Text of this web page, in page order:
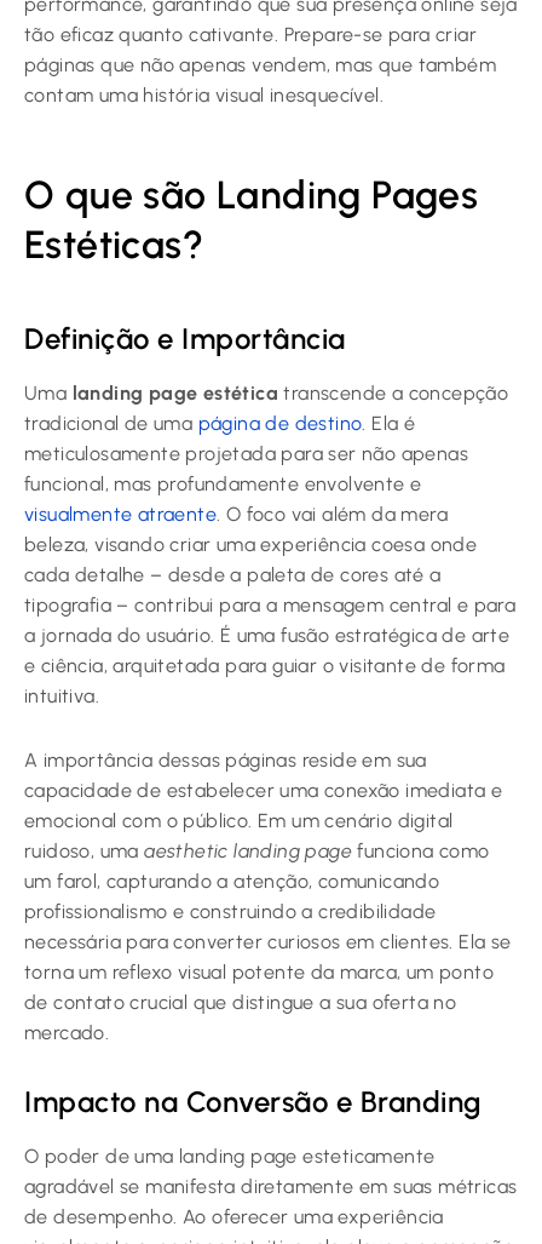
tão eficaz quanto cativante. Prepare-se para criar
páginas que não apenas vendem, mas que também
contam uma história visual inesquecível.
O que são Landing Pages
Estéticas?
Definição e Importância
Uma landing page estética transcende a concepção
tradicional de uma página de destino . Ela é
meticulosamente projetada para ser não apenas
funcional, mas profundamente envolvente e
visualmente atraente . O foco vai além da mera
beleza, visando criar uma experiência coesa onde
cada detalhe – desde a paleta de cores até a
tipografia – contribui para a mensagem central e para
a jornada do usuário. É uma fusão estratégica de arte
e ciência, arquitetada para guiar o visitante de forma
intuitiva.
A importância dessas páginas reside em sua
capacidade de estabelecer uma conexão imediata e
emocional com o público. Em um cenário digital
ruidoso, umaaesthetic landing page funciona como
um farol, capturando a atenção, comunicando
profissionalismo e construindo a credibilidade
necessária para converter curiosos em clientes. Ela se
torna um reflexo visual potente da marca, um ponto
de contato crucial que distingue a sua oferta no
mercado.
Impacto na Conversão e Branding
O poder de uma landing page esteticamente
agradável se manifesta diretamente em suas métricas
de desempenho. Ao oferecer uma experiência